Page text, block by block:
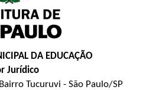
DA EDUCAÇÃO
Jurídico
Tucuruvi - São Paulo/SP